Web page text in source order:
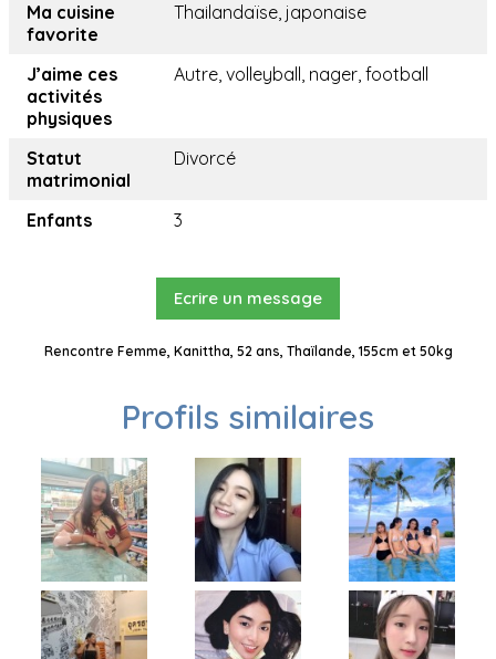
Ma cuisine
favorite
Thailandaïse, japonaise
J’aime ces
activités
physiques
Autre, volleyball, nager, football
Statut
matrimonial
Divorcé
Enfants 3
Ecrire un message
Rencontre Femme, Kanittha, 52 ans, Thaïlande, 155cm et 50kg
Profils similaires